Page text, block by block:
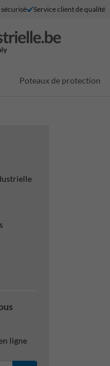
Service client de qualité
Poteaux de protection
ligne